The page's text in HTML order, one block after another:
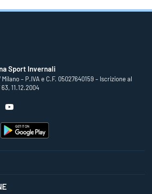
Sport Invernali
– P.IVA e C.F. 05027640159 – Iscrizione al
11.12.2004